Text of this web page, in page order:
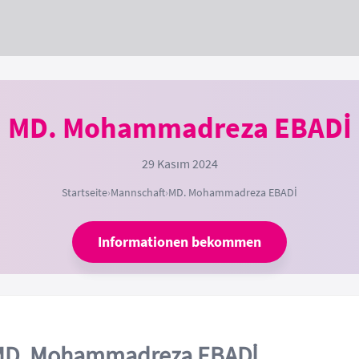
MD. Mohammadreza EBADİ
29 Kasım 2024
Startseite›Mannschaft›MD. Mohammadreza EBADİ
Informationen bekommen